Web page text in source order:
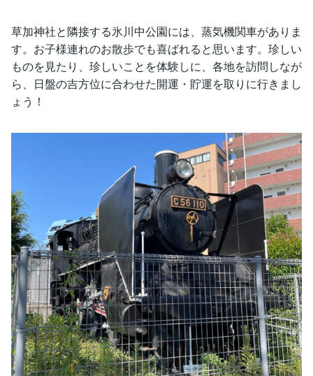
草加神社と隣接する氷川中公園には、蒸気機関車がありま
す。お子様連れのお散歩でも喜ばれると思います。珍しい
ものを見たり、珍しいことを体験しに、各地を訪問しなが
ら、日盤の吉方位に合わせた開運・貯運を取りに行きまし
ょう！